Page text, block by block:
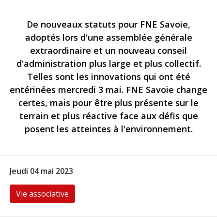
De nouveaux statuts pour FNE Savoie,
adoptés lors d'une assemblée générale
extraordinaire et un nouveau conseil
d'administration plus large et plus collectif.
Telles sont les innovations qui ont été
entérinées mercredi 3 mai. FNE Savoie change
certes, mais pour être plus présente sur le
terrain et plus réactive face aux défis que
posent les atteintes à l'environnement.
Jeudi 04 mai 2023
Vie associative